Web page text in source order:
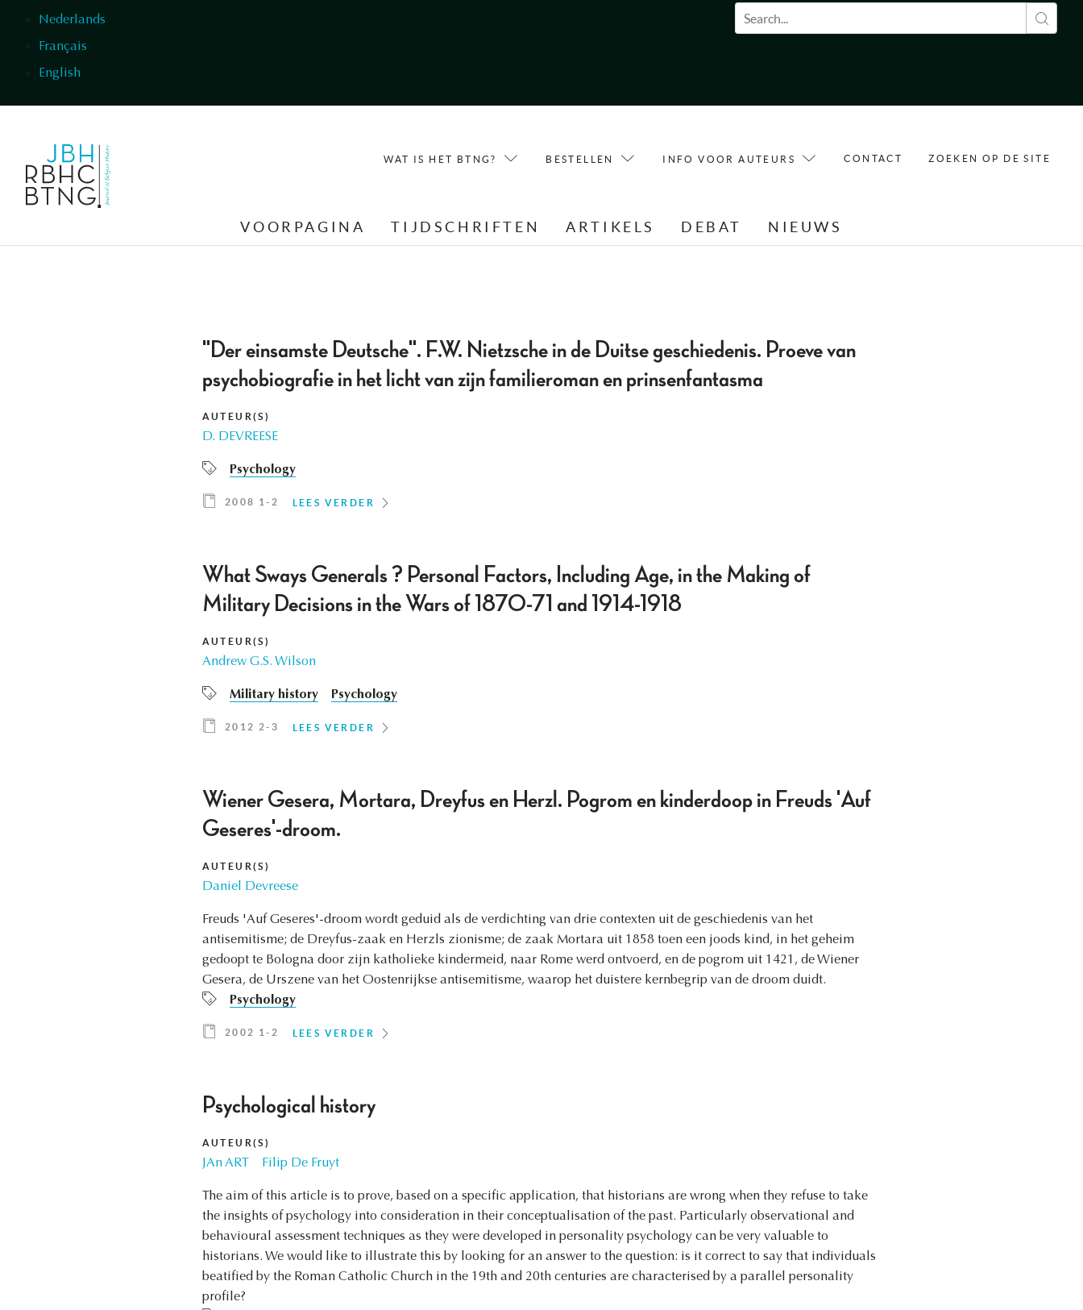
Nederlands
Français
English
Zoekveld
WAT IS HET BTNG? BESTELLEN INFO VOOR AUTEURS CONTACT ZOEKEN OP DE SITE
VOORPAGINA TIJDSCHRIFTEN ARTIKELS DEBAT NIEUWS
"Der einsamste Deutsche". F.W. Nietzsche in de Duitse geschiedenis. Proeve van
psychobiografie in het licht van zijn familieroman en prinsenfantasma
AUTEUR(S)
D. DEVREESE
Psychology
2008 1-2 LEES VERDER
What Sways Generals ? Personal Factors, Including Age, in the Making of
Military Decisions in the Wars of 1870-71 and 1914-1918
AUTEUR(S)
Andrew G.S. Wilson
Military history Psychology
2012 2-3 LEES VERDER
Wiener Gesera, Mortara, Dreyfus en Herzl. Pogrom en kinderdoop in Freuds 'Auf
Geseres'-droom.
AUTEUR(S)
Daniel Devreese
Freuds 'Auf Geseres'-droom wordt geduid als de verdichting van drie contexten uit de geschiedenis van het
antisemitisme; de Dreyfus-zaak en Herzls zionisme; de zaak Mortara uit 1858 toen een joods kind, in het geheim
gedoopt te Bologna door zijn katholieke kindermeid, naar Rome werd ontvoerd, en de pogrom uit 1421, de Wiener
Gesera, de Urszene van het Oostenrijkse antisemitisme, waarop het duistere kernbegrip van de droom duidt.
Psychology
2002 1-2 LEES VERDER
Psychological history
AUTEUR(S)
JAn ART Filip De Fruyt
The aim of this article is to prove, based on a specific application, that historians are wrong when they refuse to take
the insights of psychology into consideration in their conceptualisation of the past. Particularly observational and
behavioural assessment techniques as they were developed in personality psychology can be very valuable to
historians. We would like to illustrate this by looking for an answer to the question: is it correct to say that individuals
beatified by the Roman Catholic Church in the 19th and 20th centuries are characterised by a parallel personality
profile?